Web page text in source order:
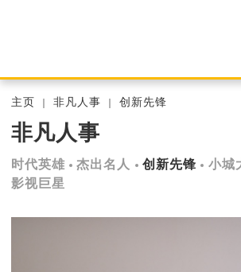
主页 非凡人事 创新先锋
非凡人事
时代英雄 杰出名人 创新先锋 小城
影视巨星